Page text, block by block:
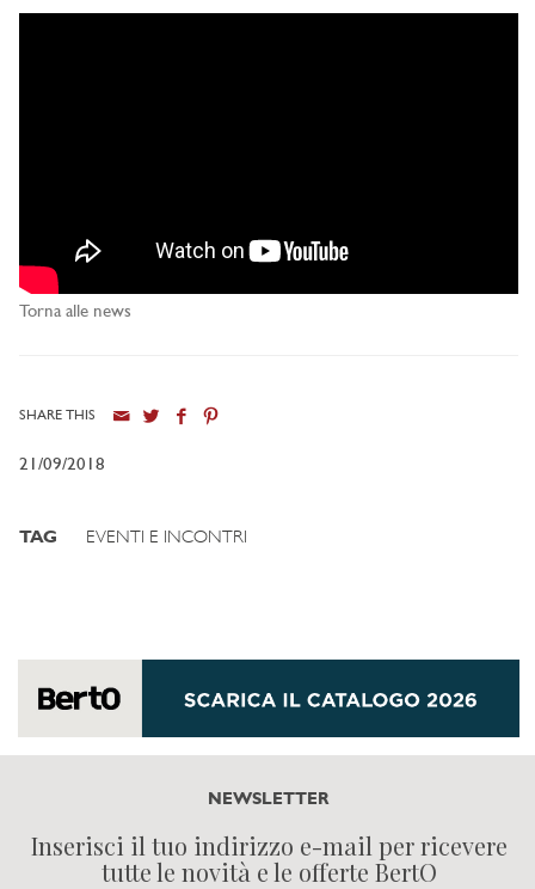
Torna alle news
SHARE THIS
21/09/2018
TAG EVENTI E INCONTRI
NEWSLETTER
Inserisci il tuo indirizzo e-mail per ricevere
tutte le novità e le offerte BertO